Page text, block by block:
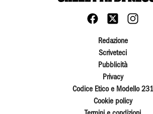
Redazione
Scriveteci
Pubblicità
Privacy
Codice Etico e Modello 231
Cookie policy